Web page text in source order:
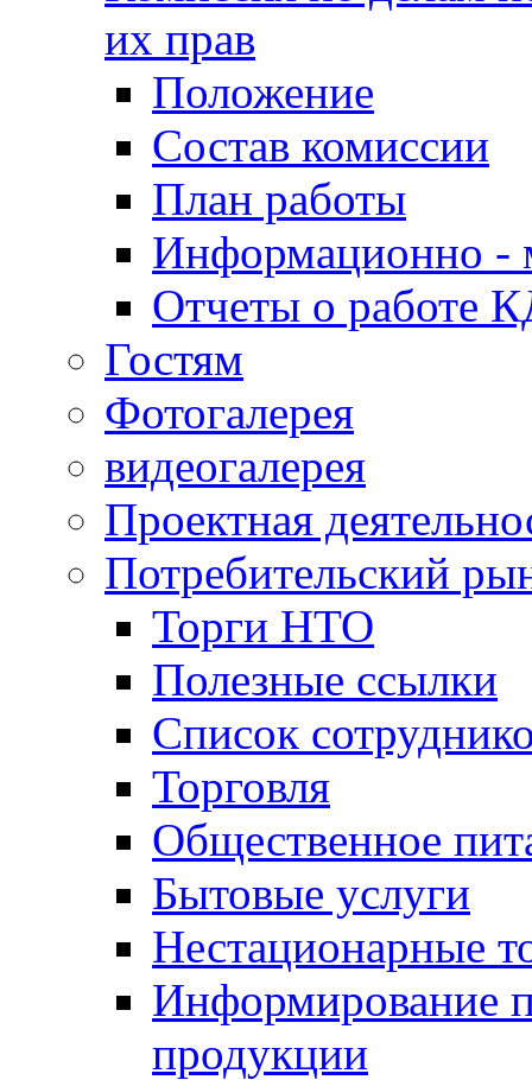
их прав
Положение
Состав комиссии
План работы
Информационно -
Отчеты о работе
Гостям
Фотогалерея
видеогалерея
Проектная
Потребительский
Торги НТО
Полезные ссылки
Список
Торговля
Общественное
Бытовые услуги
Нестационарные
Информирование
продукции